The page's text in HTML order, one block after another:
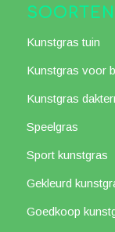
Kunstgras tuin
Kunstgras voor
Kunstgras
Speelgras
Sport kunstgras
Gekleurd
Goedkoop